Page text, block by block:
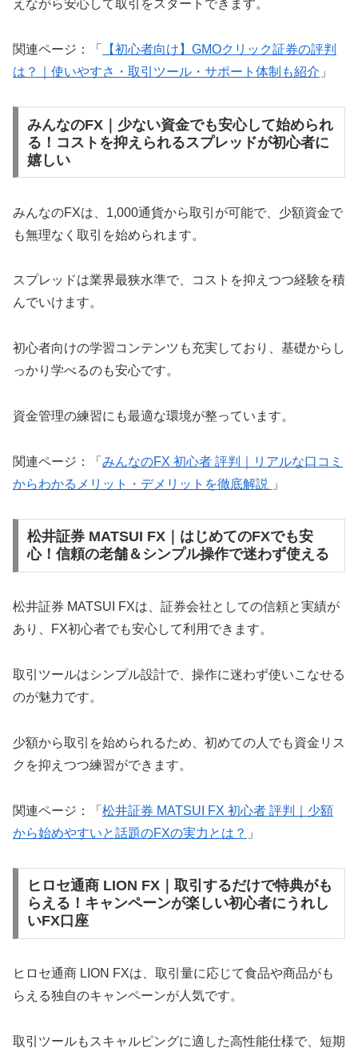
えながら安心して取引をスタートできます。
関連ページ：「
【初心者向け】GMOクリック証券の評判
は？｜使いやすさ・取引ツール・サポート体制も紹介 」
みんなのFX｜少ない資金でも安心して始められ
る！コストを抑えられるスプレッドが初心者に
嬉しい
みんなのFXは、1,000通貨から取引が可能で、少額資金で
も無理なく取引を始められます。
スプレッドは業界最狭水準で、コストを抑えつつ経験を積
んでいけます。
初心者向けの学習コンテンツも充実しており、基礎からし
っかり学べるのも安心です。
資金管理の練習にも最適な環境が整っています。
関連ページ：「 みんなのFX 初心者 評判｜リアルな口コミ
からわかるメリット・デメリットを徹底解説
」
松井証券 MATSUI FX｜はじめてのFXでも安
心！信頼の老舗＆シンプル操作で迷わず使える
松井証券 MATSUI FXは、証券会社としての信頼と実績が
あり、FX初心者でも安心して利用できます。
取引ツールはシンプル設計で、操作に迷わず使いこなせる
のが魅力です。
少額から取引を始められるため、初めての人でも資金リス
クを抑えつつ練習ができます。
関連ページ：「 松井証券 MATSUI FX 初心者 評判｜少額
から始めやすいと話題のFXの実力とは？ 」
ヒロセ通商 LION FX｜取引するだけで特典がも
らえる！キャンペーンが楽しい初心者にうれし
いFX口座
ヒロセ通商 LION FXは、取引量に応じて食品や商品がも
らえる独自のキャンペーンが人気です。
取引ツールもスキャルピングに適した高性能仕様で、短期